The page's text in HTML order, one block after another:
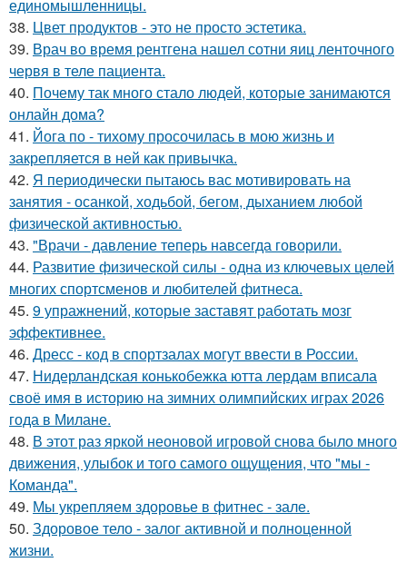
единомышленницы.
38. Цвет продуктов - это не просто эстетика.
39. Врач во время рентгена нашел сотни яиц ленточного
червя в теле пациента.
40. Почему так много стало людей, которые занимаются
онлайн дома?
41. Йога по - тихому просочилась в мою жизнь и
закрепляется в ней как привычка.
42. Я периодически пытаюсь вас мотивировать на
занятия - осанкой, ходьбой, бегом, дыханием любой
физической активностью.
43. "Врачи - давление теперь навсегда говорили.
44. Развитие физической силы - одна из ключевых целей
многих спортсменов и любителей фитнеса.
45. 9 упражнений, которые заставят работать мозг
эффективнее.
46. Дресс - код в спортзалах могут ввести в России.
47. Нидерландская конькобежка ютта лердам вписала
своё имя в историю на зимних олимпийских играх 2026
года в Милане.
48. В этот раз яркой неоновой игровой снова было много
движения, улыбок и того самого ощущения, что "мы -
Команда".
49. Мы укрепляем здоровье в фитнес - зале.
50. Здоровое тело - залог активной и полноценной
жизни.